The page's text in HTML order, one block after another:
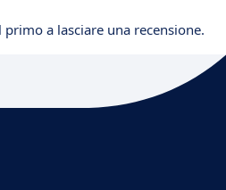
a lasciare una recensione.